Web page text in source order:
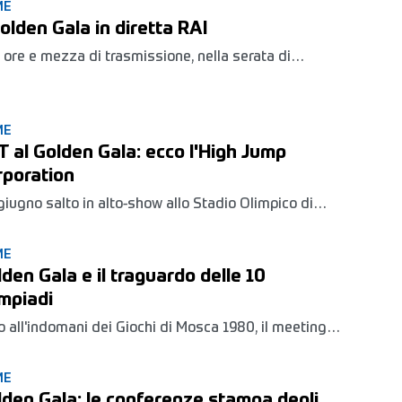
Gala in diretta RAI
ore e mezza di trasmissione, nella serata di
al Golden Gala: ecco l'High Jump
giugno salto in alto-show allo Stadio Olimpico di
il primato del meeting.
Gala e il traguardo delle 10
all'indomani dei Giochi di Mosca 1980, il meeting